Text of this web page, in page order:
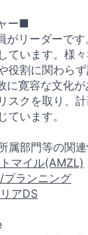
ー■
がリーダーで
ています。様
役割に関わら
に寛容な文化
スクを取り、
ています。
属部門等の関
マイル(AMZL)
プランニング
アDS